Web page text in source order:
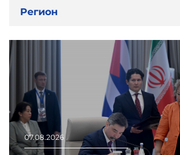
Регион
07.08.2026